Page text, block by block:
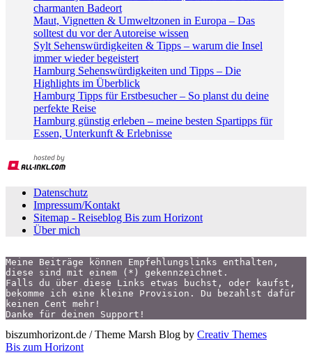
charmanten Badeort
Maut, Vignetten & Umweltzonen in Europa – Das
solltest du vor der Autoreise wissen
Sylt Sehenswürdigkeiten & Tipps – warum die Insel
immer wieder begeistert
Hamburg Sehenswürdigkeiten und Tipps – Die
Highlights im Überblick
Hamburg Tipps für Erstbesucher – So planst du deine
perfekte Reise
Hamburg günstig erleben – meine besten Spartipps für
Essen, Unterkunft & Erlebnisse
Datenschutz
Impressum/Kontakt
Sitemap - Reiseblog Bis zum Horizont
Über mich
Meine Beiträge können Empfehlungslinks enthalten,
diese sind mit einem (*) gekennzeichnet.
Falls du über diese Links etwas buchst, oder kaufst,
bekomme ich eine kleine Provision. Du bezahlst dafür
keinen Cent mehr!
Danke für deinen Support!
biszumhorizont.de / Theme Marsh Blog by Creativ Themes
Bis zum Horizont